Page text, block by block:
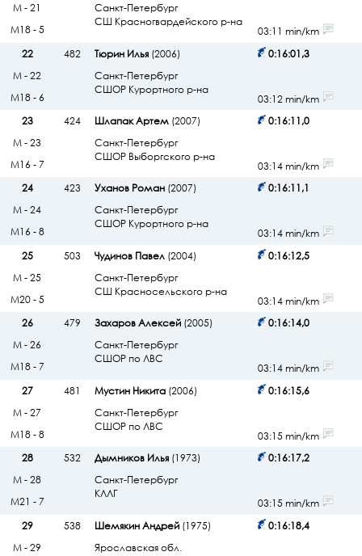
Санкт-Петербург
СШ Красногвардейского р-на
М - 21
М18 - 5
03:11 min/km
22
482 Тюрин Илья(2006)
Санкт-Петербург
СШОР Курортного р-на
0:16:01,3
М - 22
М18 - 6
03:12 min/km
23
424 Шлапак Артем(2007)
Санкт-Петербург
СШОР Выборгского р-на
0:16:11,0
М - 23
М16 - 7
03:14 min/km
24
423 Уханов Роман(2007)
Санкт-Петербург
СШОР Курортного р-на
0:16:11,1
М - 24
М16 - 8
03:14 min/km
25
503 Чудинов Павел(2004)
Санкт-Петербург
СШ Красносельского р-на
0:16:12,5
М - 25
М20 - 5
03:14 min/km
26
479 Захаров Алексей(2005)
Санкт-Петербург
СШОР по ЛВС
0:16:14,0
М - 26
М18 - 7
03:14 min/km
27
481 Мустин Никита(2006)
Санкт-Петербург
СШОР по ЛВС
0:16:15,6
М - 27
М18 - 8
03:15 min/km
28
532 Дымников Илья(1973)
Санкт-Петербург
КЛЛГ
0:16:17,2
М - 28
М21 - 7
03:15 min/km
29
538 Шемякин Андрей(1975)
Ярославская обл.
0:16:18,4
М - 29